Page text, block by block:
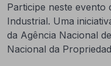
Participe neste evento
Industrial. Uma
da Agência Nacional
Nacional da